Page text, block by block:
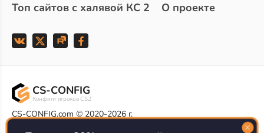
Топ сайтов с халявой КС 2
О проекте
CS-CONFIG
Конфиги игроков CS2
CS-CONFIG.com © 2020-2026 г.